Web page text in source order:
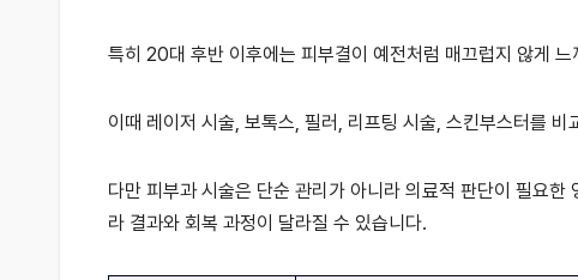
특히 20대 후반 이후에는 피부결이 예전처럼 매끄럽지 않게
이때 레이저 시술, 보톡스, 필러, 리프팅 시술, 스킨부스터를 비
다만 피부과 시술은 단순 관리가 아니라 의료적 판단이 필요
라 결과와 회복 과정이 달라질 수 있습니다.